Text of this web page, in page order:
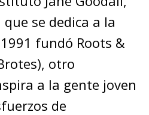
se dedica a la
fundó Roots &
otro
a la gente joven
de